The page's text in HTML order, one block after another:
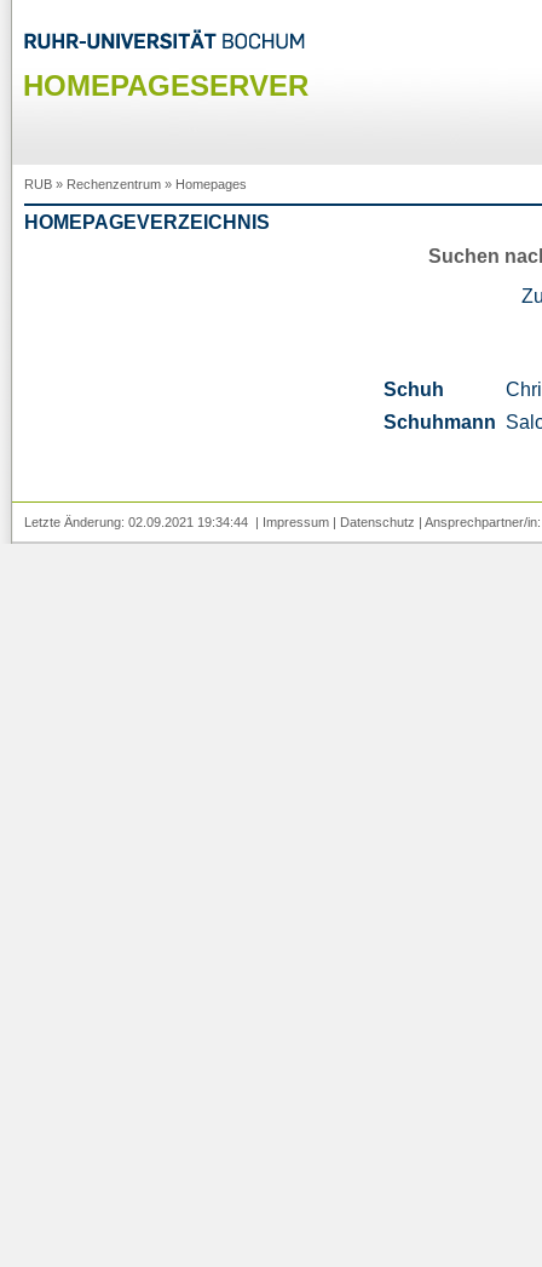
HOMEPAGESERVER
RUB » Rechenzentrum » Homepages
HOMEPAGEVERZEICHNIS
Suchen
Schuh
Schuhmann
Letzte Änderung: 02.09.2021 19:34:44 | Impressum | Datenschutz | Ansprechpartner/